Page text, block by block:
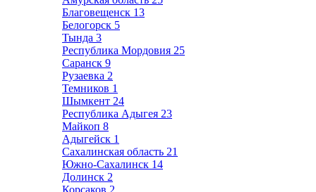
Благовещенск 13
Белогорск 5
Тында 3
Республика Мордовия 25
Саранск 9
Рузаевка 2
Темников 1
Шымкент 24
Республика Адыгея 23
Майкоп 8
Адыгейск 1
Сахалинская область 21
Южно-Сахалинск 14
Долинск 2
Корсаков 2